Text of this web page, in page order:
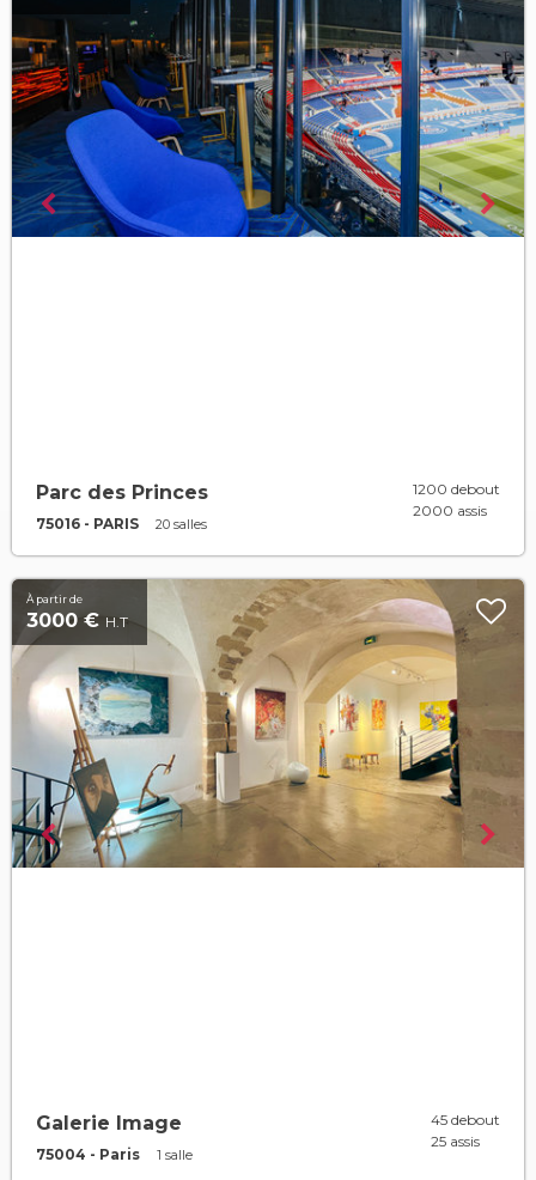
Parc des Princes
75016 - PARIS 20 salles
1200 debout
2000 assis
À partir de
3000 € H.T
Galerie Image
75004 - Paris 1 salle
45 debout
25 assis